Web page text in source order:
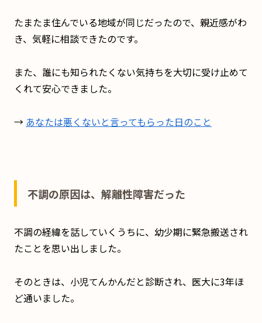
たまたま住んでいる地域が同じだったので、親近感がわ
き、気軽に相談できたのです。
また、誰にも知られたくない気持ちを大切に受け止めて
くれて安心できました。
→ あなたは悪くないと言ってもらった日のこと
不調の原因は、解離性障害だった
不調の経緯を話していくうちに、幼少期に緊急搬送され
たことを思い出しました。
そのときは、小児てんかんだと診断され、医大に3年ほ
ど通いました。